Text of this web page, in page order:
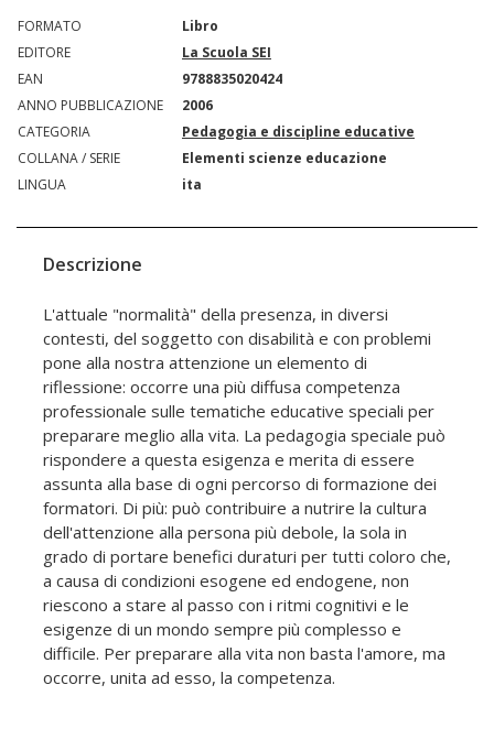
FORMATO
Libro
EDITORE
La Scuola SEI
EAN
9788835020424
ANNO PUBBLICAZIONE
2006
CATEGORIA
Pedagogia e discipline educative
COLLANA / SERIE
Elementi scienze educazione
LINGUA
ita
Descrizione
L'attuale "normalità" della presenza, in diversi
contesti, del soggetto con disabilità e con problemi
pone alla nostra attenzione un elemento di
riflessione: occorre una più diffusa competenza
professionale sulle tematiche educative speciali per
preparare meglio alla vita. La pedagogia speciale può
rispondere a questa esigenza e merita di essere
assunta alla base di ogni percorso di formazione dei
formatori. Di più: può contribuire a nutrire la cultura
dell'attenzione alla persona più debole, la sola in
grado di portare benefici duraturi per tutti coloro che,
a causa di condizioni esogene ed endogene, non
riescono a stare al passo con i ritmi cognitivi e le
esigenze di un mondo sempre più complesso e
difficile. Per preparare alla vita non basta l'amore, ma
occorre, unita ad esso, la competenza.